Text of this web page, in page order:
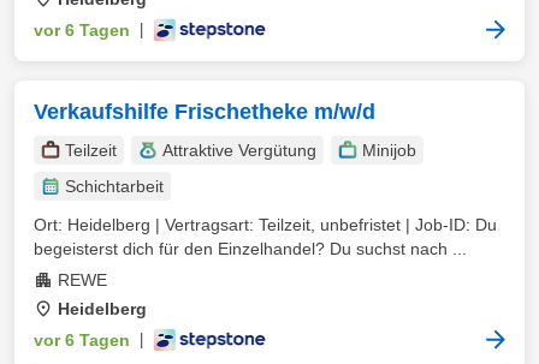
vor 6 Tagen
Verkaufshilfe Frischetheke m/w/d
Teilzeit Attraktive Vergütung
Minijob
Schichtarbeit
Ort: Heidelberg | Vertragsart: Teilzeit, unbefristet | Job-ID: Du
begeisterst dich für den Einzelhandel? Du suchst nach ...
REWE
Heidelberg
vor 6 Tagen